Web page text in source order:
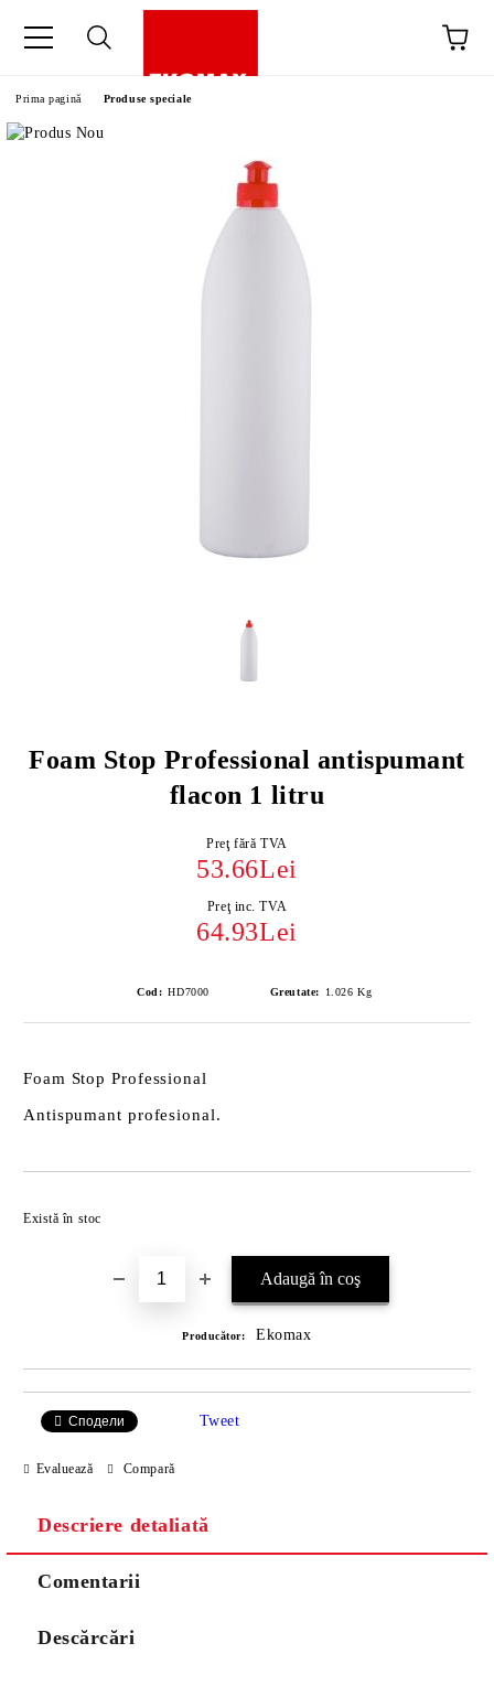
Prima pagină Produse speciale
Foam Stop Professional antispumant
flacon 1 litru
Preţ fără TVA
53.66Lei
Preţ inc. TVA
64.93Lei
Cod: HD7000 Greutate: 1.026 Kg
Foam Stop Professional
Antispumant profesional.
Există în stoc
Producător: Ekomax
Сподели Tweet
Evaluează Compară
Descriere detaliată
Comentarii
Descărcări